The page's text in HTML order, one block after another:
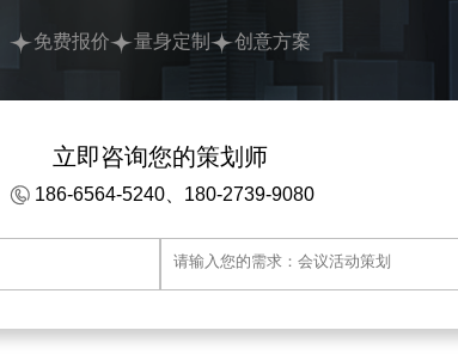
免费报价 量身定制 创意方案
立即咨询您的策划师
186-6564-5240、180-2739-9080